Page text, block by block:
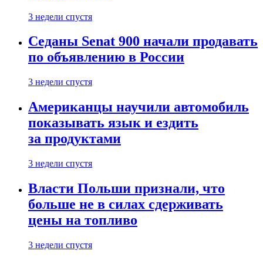
3 недели спустя
Седаны Senat 900 начали продавать
по объявлению в России
3 недели спустя
Американцы научили автомобиль
показывать язык и ездить
за продуктами
3 недели спустя
Власти Польши признали, что
больше не в силах сдерживать
цены на топливо
3 недели спустя